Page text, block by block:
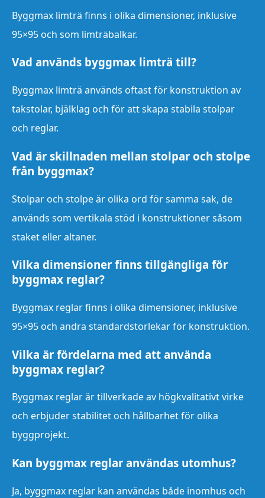
Byggmax limträ finns i olika dimensioner, inklusive
95×95 och som limträbalkar.
Vad används byggmax limträ till?
Byggmax limträ används oftast för konstruktion av
takstolar, bjälklag och för att skapa stabila stolpar
och reglar.
Vad är skillnaden mellan stolpar och stolpe
från byggmax?
Stolpar och stolpe är olika ord för samma sak, de
används som vertikala stöd i konstruktioner såsom
staket eller altaner.
Vilka dimensioner finns tillgängliga för
byggmax reglar?
Byggmax reglar finns i olika dimensioner, inklusive
95×95 och andra standardstorlekar för konstruktion.
Vilka är fördelarna med att använda
byggmax reglar?
Byggmax reglar är tillverkade av högkvalitativt virke
och erbjuder stabilitet och hållbarhet för olika
byggprojekt.
Kan byggmax reglar användas utomhus?
Ja, byggmax reglar kan användas både inomhus och